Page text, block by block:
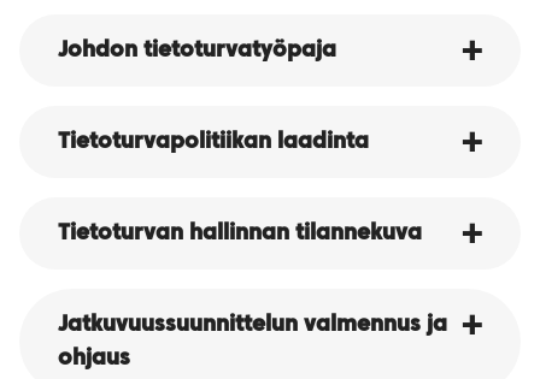
Johdon tietoturvatyöpaja
Tietoturvapolitiikan laadinta
Tietoturvan hallinnan tilannekuva
Jatkuvuussuunnittelun valmennus ja
ohjaus